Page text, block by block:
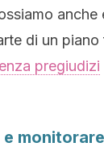
anche
di un piano
pregiudizi
monitorare